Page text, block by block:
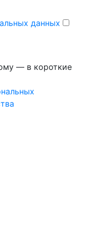
данных
— в короткие